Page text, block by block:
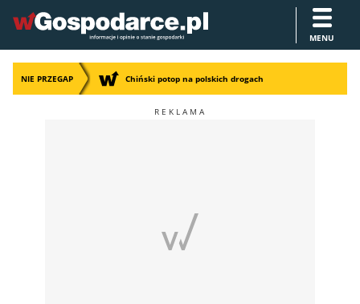
MENU
NIE PRZEGAP Chiński potop na polskich drogach